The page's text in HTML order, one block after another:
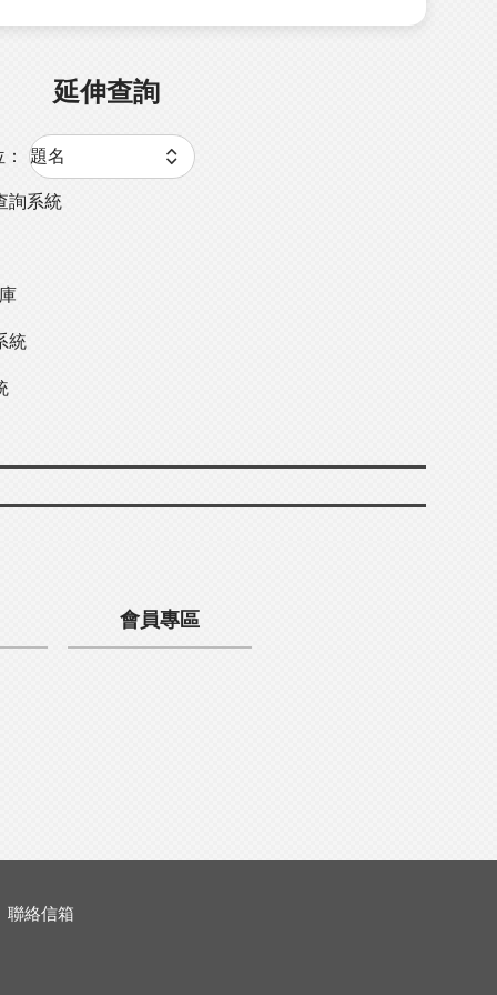
延伸查詢
詢系統
統
會員專區
聯絡信箱